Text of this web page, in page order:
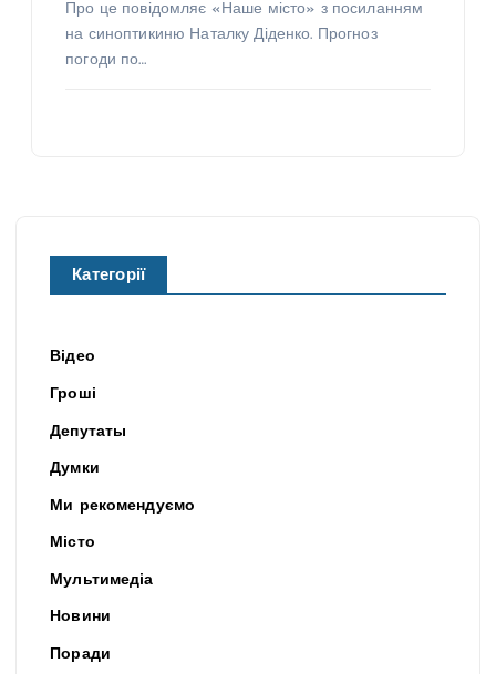
Про це повідомляє «Наше місто» з посиланням
на синоптикиню Наталку Діденко. Прогноз
погоди по…
Категорії
Відео
Гроші
Депутаты
Думки
Ми рекомендуємо
Місто
Мультимедіа
Новини
Поради